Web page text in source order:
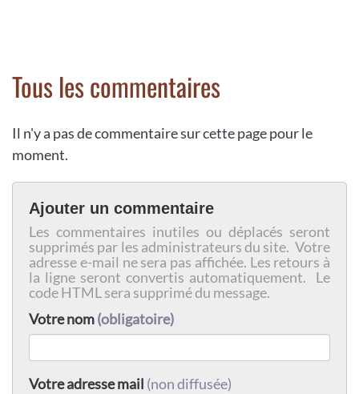
Tous les commentaires
Il n'y a pas de commentaire sur cette page pour le
moment.
Ajouter un commentaire
Les commentaires inutiles ou déplacés seront
supprimés par les administrateurs du site. Votre
adresse e-mail ne sera pas affichée. Les retours à
la ligne seront convertis automatiquement. Le
code HTML sera supprimé du message.
Votre nom(obligatoire)
Votre adresse mail (non diffusée)